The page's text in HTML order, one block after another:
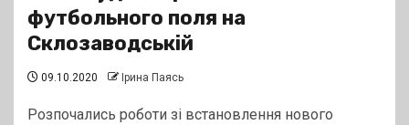
футбольного поля на
Склозаводській
09.10.2020 Ірина Паясь
Розпочались роботи зі встановлення нового